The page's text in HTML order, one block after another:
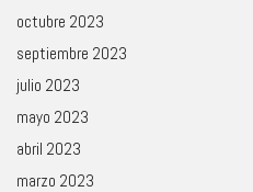
octubre 2023
septiembre 2023
julio 2023
mayo 2023
abril 2023
marzo 2023